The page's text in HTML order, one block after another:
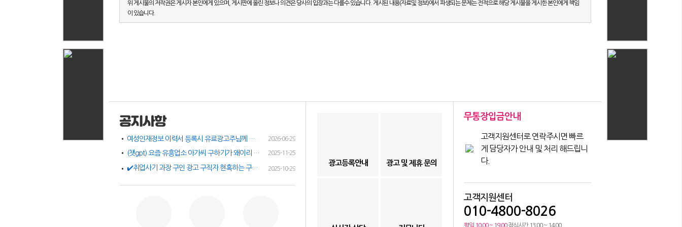
위 게시물의 저작권은 게시자 본인에게 있으며, 게시판에 올린 정보나 의견은 당사의 입장과는 다를수 있습니다. 게시된 내용(자료및 정보)에서 파생되는 문제는 전적으로 해당 게시물을 게시한 본인에게 책임
이 있습니다.
공지사항
여성인재정보 이력서 등록시 유료광고주님께 인재정보 문자갑니다! 2026-06-29
(챗gpt) 요즘 유흥업소 아가씨 구하기가 왜이리 힘들까요? 원인이 무엇이 잇을까요? 2025-11-25
✔️취업사기 과장 구인 광고 구직자 현혹하는 구인광고 주의 하세요!✔️ 2025-10-29
광고등록안내 광고 및 제휴 문의
무통장입금안내
고객지원센터로 연락주시면 빠르
게 담당자가 안내 및 처리 해드립니
다.
고객지원센터
010-4800-8026
평일 10:00 ~ 19:00점심시간 13:00 ~ 14:00